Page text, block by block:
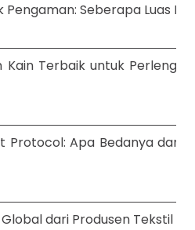
Pengaman: Seberapa Luas
Kain Terbaik untuk
Protocol: Apa Bedanya dan
dari Produsen Tekstil